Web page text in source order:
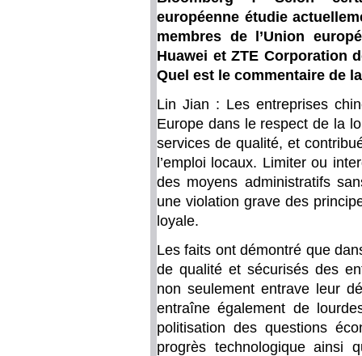
européenne étudie
membres de l’Union
Huawei et ZTE Corporation
Quel est le commentaire de
Lin Jian : Les entreprises
Europe dans le respect de la
services de qualité, et
l’emploi locaux. Limiter ou
des moyens administratifs
une violation grave des
loyale.
Les faits ont démontré que
de qualité et sécurisés des
non seulement entrave leur
entraîne également de
politisation des questions
progrès technologique ainsi